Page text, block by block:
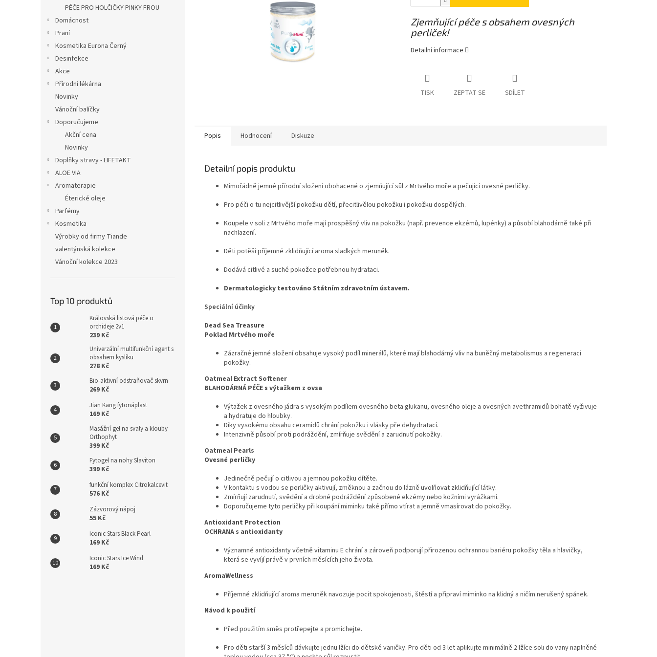
PÉČE PRO HOLČIČKY PINKY FROU
Domácnost
Praní
Kosmetika Eurona Černý
Desinfekce
Akce
Přírodní lékárna
Novinky
Vánoční balíčky
Doporučujeme
Akční cena
Novinky
Doplňky stravy - LIFETAKT
ALOE VIA
Aromaterapie
Éterické oleje
Parfémy
Kosmetika
Výrobky od firmy Tiande
valentýnská kolekce
Vánoční kolekce 2023
Top 10 produktů
Královská listová péče o
orchideje 2v1
239 Kč
Univerzální multifunkční agent s
obsahem kyslíku
278 Kč
Bio-aktivní odstraňovač skvrn
269 Kč
Jian Kang fytonáplast
169 Kč
Masážní gel na svaly a klouby
Orthophyt
399 Kč
Fytogel na nohy Slaviton
399 Kč
funkční komplex Citrokalcevit
576 Kč
Zázvorový nápoj
55 Kč
Iconic Stars Black Pearl
169 Kč
Iconic Stars Ice Wind
169 Kč
Zjemňující péče s obsahem ovesných
perliček!
Detailní informace
TISK ZEPTAT SE SDÍLET
Popis Hodnocení Diskuze
Detailní popis produktu
Mimořádně jemné přírodní složení obohacené o zjemňující sůl z Mrtvého moře a pečující ovesné perličky.
Pro péči o tu nejcitlivější pokožku dětí, přecitlivělou pokožku i pokožku dospělých.
Koupele v soli z Mrtvého moře mají prospěšný vliv na pokožku (např. prevence ekzémů, lupénky) a působí blahodárně také při
nachlazení.
Děti potěší příjemné zklidňující aroma sladkých meruněk.
Dodává citlivé a suché pokožce potřebnou hydrataci.
Dermatologicky testováno Státním zdravotním ústavem.
Speciální účinky
Dead Sea Treasure
Poklad Mrtvého moře
Zázračné jemné složení obsahuje vysoký podíl minerálů, které mají blahodárný vliv na buněčný metabolismus a regeneraci
pokožky.
Oatmeal Extract Softener
BLAHODÁRNÁ PÉČE s výtažkem z ovsa
Výtažek z ovesného jádra s vysokým podílem ovesného beta glukanu, ovesného oleje a ovesných avethramidů bohatě vyživuje
a hydratuje do hloubky.
Díky vysokému obsahu ceramidů chrání pokožku i vlásky pře dehydratací.
Intenzivně působí proti podráždění, zmírňuje svědění a zarudnutí pokožky.
Oatmeal Pearls
Ovesné perličky
Jedinečně pečují o citlivou a jemnou pokožku dítěte.
V kontaktu s vodou se perličky aktivují, změknou a začnou do lázně uvolňovat zklidňující látky.
Zmírňují zarudnutí, svědění a drobné podráždění způsobené ekzémy nebo kožními vyrážkami.
Doporučujeme tyto perličky při koupání miminku také přímo vtírat a jemně vmasírovat do pokožky.
Antioxidant Protection
OCHRANA s antioxidanty
Významné antioxidanty včetně vitaminu E chrání a zároveň podporují přirozenou ochrannou bariéru pokožky těla a hlavičky,
která se vyvíjí právě v prvních měsících jeho života.
AromaWellness
Příjemné zklidňující aroma meruněk navozuje pocit spokojenosti, štěstí a připraví miminko na klidný a ničím nerušený spánek.
Návod k použití
Před použitím směs protřepejte a promíchejte.
Pro děti starší 3 měsíců dávkujte jednu lžíci do dětské vaničky. Pro děti od 3 let aplikujte minimálně 2 lžíce soli do vany naplněné